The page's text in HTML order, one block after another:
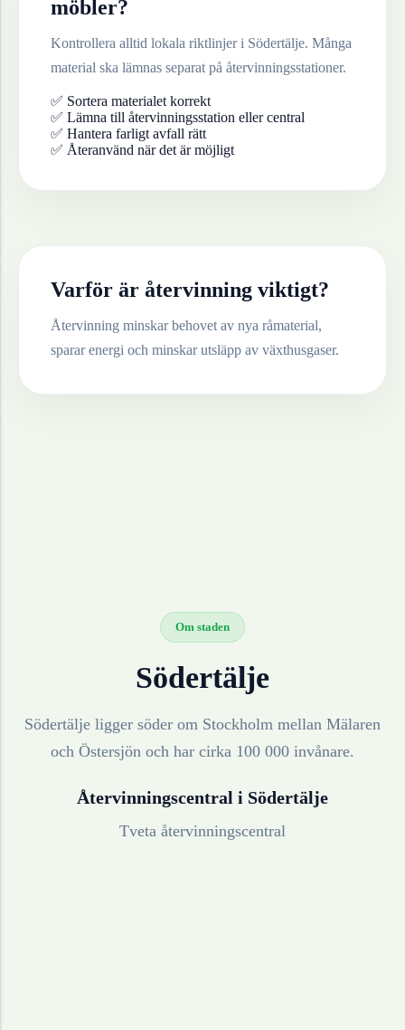
möbler?
Kontrollera alltid lokala riktlinjer i Södertälje. Många
material ska lämnas separat på återvinningsstationer.
✅ Sortera materialet korrekt
✅ Lämna till återvinningsstation eller central
✅ Hantera farligt avfall rätt
✅ Återanvänd när det är möjligt
Varför är återvinning viktigt?
Återvinning minskar behovet av nya råmaterial,
sparar energi och minskar utsläpp av växthusgaser.
Om staden
Södertälje
Södertälje ligger söder om Stockholm mellan Mälaren
och Östersjön och har cirka 100 000 invånare.
Återvinningscentral i Södertälje
Tveta återvinningscentral